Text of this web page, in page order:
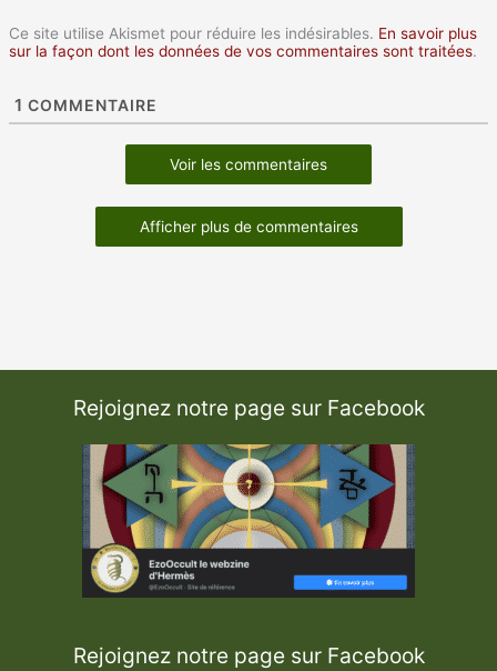
Ce site utilise Akismet pour réduire les indésirables. En savoir plus
sur la façon dont les données de vos commentaires sont traitées.
1 COMMENTAIRE
Voir les commentaires
Afficher plus de commentaires
Rejoignez notre page sur Facebook
Rejoignez notre page sur Facebook